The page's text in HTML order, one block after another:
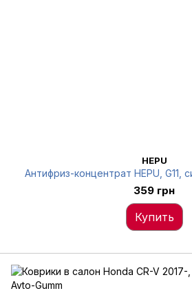
HEPU
Антифриз-концентрат HEPU, G11,
359 грн
Купить